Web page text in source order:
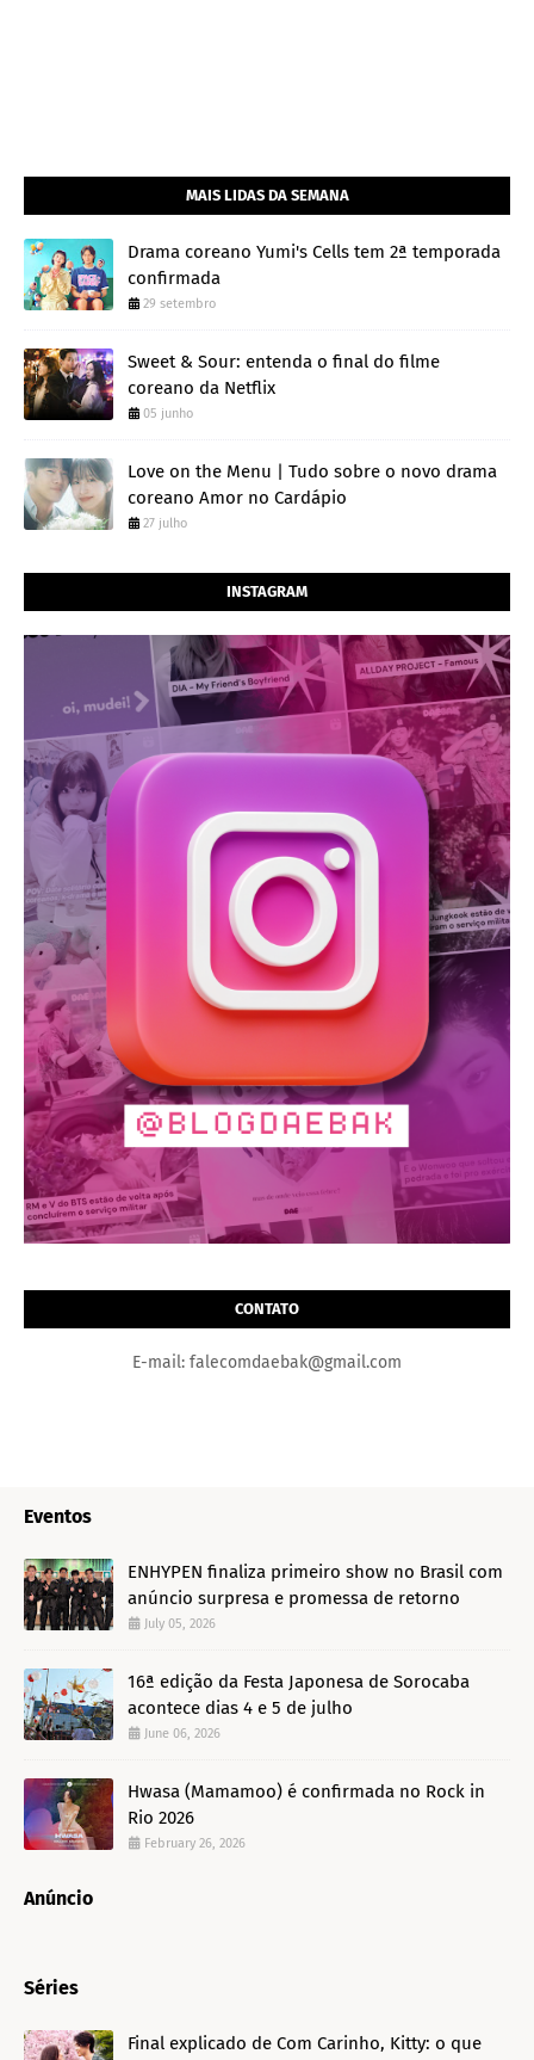
MAIS LIDAS DA SEMANA
Drama coreano Yumi's Cells tem 2ª temporada
confirmada
29 setembro
Sweet & Sour: entenda o final do filme
coreano da Netflix
05 junho
Love on the Menu | Tudo sobre o novo drama
coreano Amor no Cardápio
27 julho
INSTAGRAM
CONTATO
E-mail: falecomdaebak@gmail.com
Eventos
ENHYPEN finaliza primeiro show no Brasil com
anúncio surpresa e promessa de retorno
July 05, 2026
16ª edição da Festa Japonesa de Sorocaba
acontece dias 4 e 5 de julho
June 06, 2026
Hwasa (Mamamoo) é confirmada no Rock in
Rio 2026
February 26, 2026
Anúncio
Séries
Final explicado de Com Carinho, Kitty: o que